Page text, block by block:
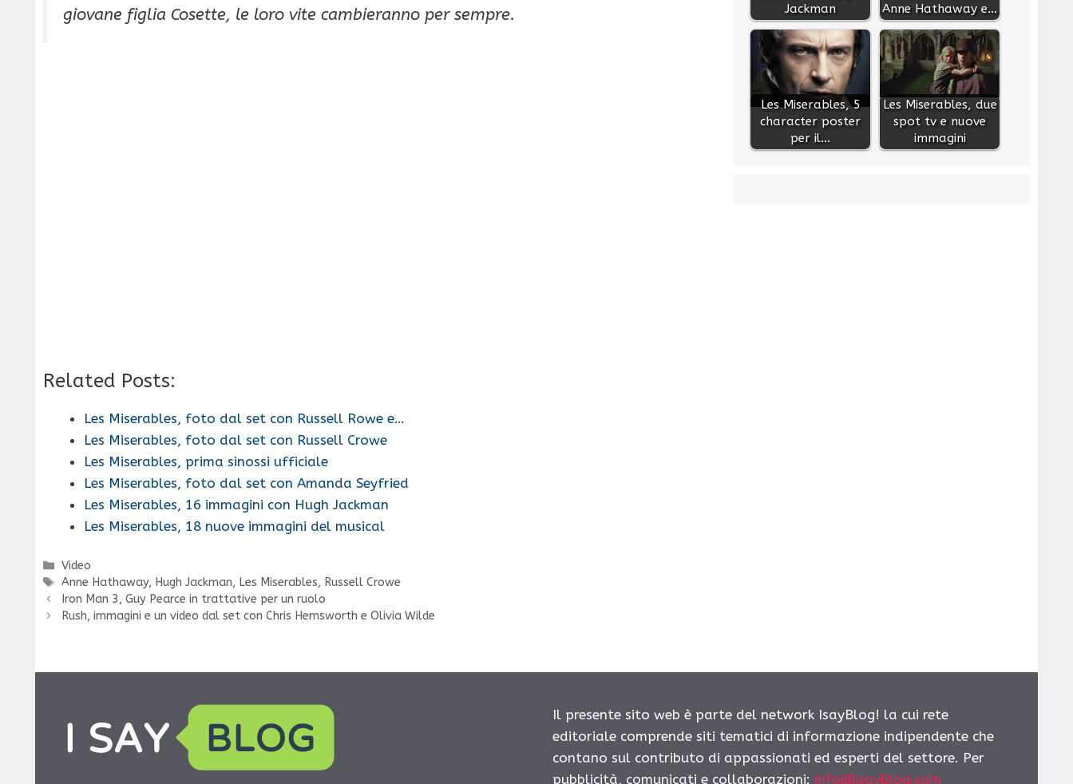
giovane figlia Cosette, le loro vite cambieranno per sempre.
Related Posts:
Les Miserables, foto dal set con Russell Rowe e…
Les Miserables, foto dal set con Russell Crowe
Les Miserables, prima sinossi ufficiale
Les Miserables, foto dal set con Amanda Seyfried
Les Miserables, 16 immagini con Hugh Jackman
Les Miserables, 18 nuove immagini del musical
Categorie
Video
Tag
Anne Hathaway, Hugh Jackman, Les Miserables, Russell Crowe
Iron Man 3, Guy Pearce in trattative per un ruolo
Rush, immagini e un video dal set con Chris Hemsworth e Olivia Wilde
Jackman
Anne Hathaway e…
Les Miserables, 5
character poster
per il…
Les Miserables, due
spot tv e nuove
immagini
Il presente sito web è parte del network IsayBlog! la cui rete
editoriale comprende siti tematici di informazione indipendente che
contano sul contributo di appassionati ed esperti del settore. Per
pubblicità, comunicati e collaborazioni: info@isayblog.com